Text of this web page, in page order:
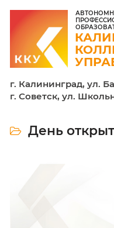
г. Калининград,
День